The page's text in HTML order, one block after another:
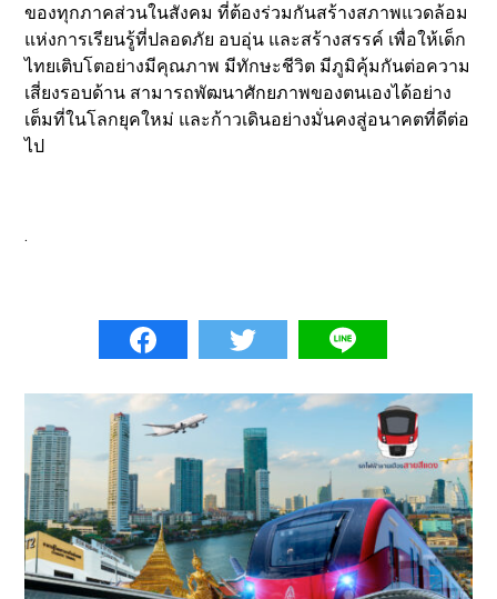
ของทุกภาคส่วนในสังคม ที่ต้องร่วมกันสร้างสภาพแวดล้อม
แห่งการเรียนรู้ที่ปลอดภัย อบอุ่น และสร้างสรรค์ เพื่อให้เด็ก
ไทยเติบโตอย่างมีคุณภาพ มีทักษะชีวิต มีภูมิคุ้มกันต่อความ
เสี่ยงรอบด้าน สามารถพัฒนาศักยภาพของตนเองได้อย่าง
เต็มที่ในโลกยุคใหม่ และก้าวเดินอย่างมั่นคงสู่อนาคตที่ดีต่อ
ไป
.